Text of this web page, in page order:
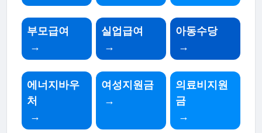
부모급여
→
실업급여
→
아동수당
→
에너지바우
처
→
여성지원금
→
의료비지원
금
→